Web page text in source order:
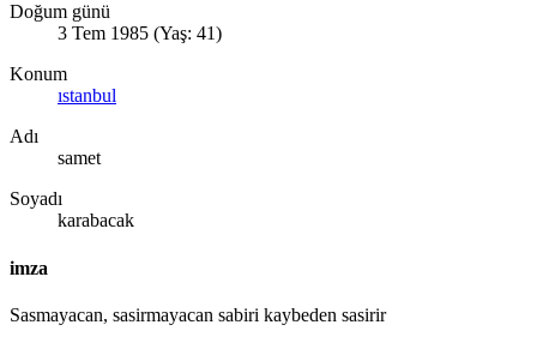
Doğum günü
3 Tem 1985 (Yaş: 41)
Konum
ıstanbul
Adı
samet
Soyadı
karabacak
imza
Sasmayacan, sasirmayacan sabiri kaybeden sasirir